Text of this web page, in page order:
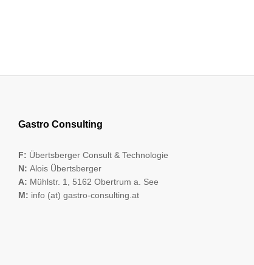
Gastro Consulting
F: Übertsberger Consult & Technologie
N: Alois Übertsberger
A: Mühlstr. 1, 5162 Obertrum a. See
M: info (at) gastro-consulting.at